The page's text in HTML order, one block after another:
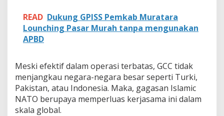
READ Dukung GPISS Pemkab Muratara
Lounching Pasar Murah tanpa mengunakan
APBD
Meski efektif dalam operasi terbatas, GCC tidak
menjangkau negara-negara besar seperti Turki,
Pakistan, atau Indonesia. Maka, gagasan Islamic
NATO berupaya memperluas kerjasama ini dalam
skala global.